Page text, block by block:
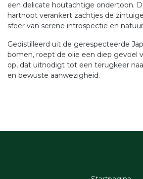
een delicate houtachtige ondertoon.
hartnoot verankert zachtjes de
sfeer van serene introspectie en
Gedistilleerd uit de gerespecteerde
bomen, roept de olie een diep gevoel
op, dat uitnodigt tot een terugkeer
en bewuste aanwezigheid.